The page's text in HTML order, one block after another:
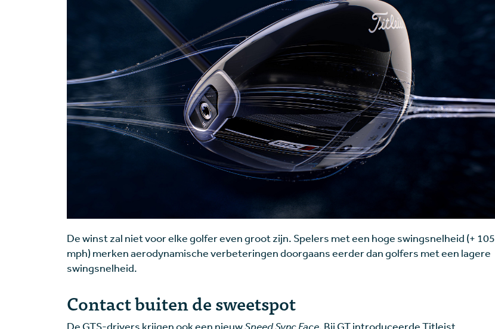
De winst zal niet voor elke golfer even groot zijn. Spelers met een hoge swingsnelheid (+ 105
mph) merken aerodynamische verbeteringen doorgaans eerder dan golfers met een lagere
swingsnelheid.
Contact buiten de sweetspot
De GTS-drivers krijgen ook een nieuwSpeed Sync Face. Bij GTintroduceerde Titleist